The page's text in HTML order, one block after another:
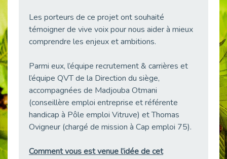
Publié le 29/04/2026
Mobilisation pour l’alternance et le handicap
Publié le 24/04/2026
Publié le 23/04/2026
Témoignage : "Le maintien en emploi est un investissement, pas une contrainte."
Publié le 22/04/2026
Les porteurs de ce projet ont souhaité
témoigner de vive voix pour nous aider à mieux
comprendre les enjeux et ambitions.
Parmi eux, l’équipe recrutement & carrières et
l’équipe QVT de la Direction du siège,
accompagnées de Madjouba Otmani
(conseillère emploi entreprise et référente
handicap à Pôle emploi Vitruve) et Thomas
Ovigneur (chargé de mission à Cap emploi 75).
Comment vous est venue l’idée de cet